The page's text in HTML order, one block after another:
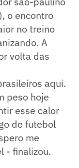
o encontro
no treino
A
volta das
aqui.
peso hoje
esse calor
de futebol
me
- finalizou.